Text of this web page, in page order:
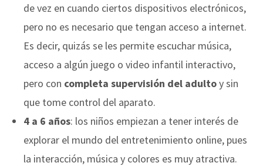
de vez en cuando ciertos dispositivos electrónicos,
pero no es necesario que tengan acceso a internet.
Es decir, quizás se les permite escuchar música,
acceso a algún juego o video infantil interactivo,
pero con completa supervisión del adultoy sin
que tome control del aparato.
4 a 6 años: los niños empiezan a tener interés de
explorar el mundo del entretenimiento online, pues
la interacción, música y colores es muy atractiva.